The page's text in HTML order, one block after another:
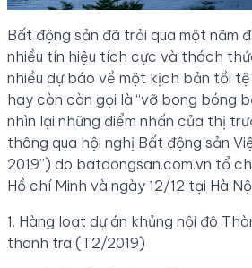
Bất động sản đã trải qua một năm
nhiều tín hiệu tích cực và thách
nhiều dự báo về một kịch bản tồi tệ
hay còn còn gọi là “vỡ bong bóng
nhìn lại những điểm nhấn của thị
thông qua hội nghị Bất động sản
2019”) do batdongsan.com.vn tổ
Hồ chí Minh và ngày 12/12 tại Hà
1. Hàng loạt dự án khủng nội đô
thanh tra (T2/2019)